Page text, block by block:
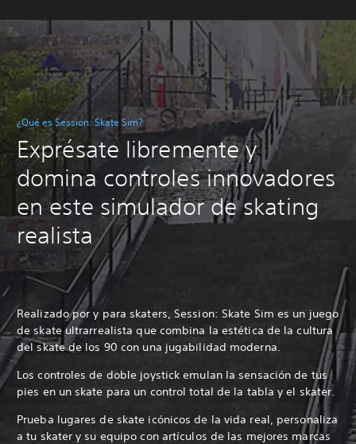
¿Qué es Session: Skate Sim?
Exprésate libremente y
domina controles innovadores
en este simulador de skating
realista
Realizado por y para skaters, Session: Skate Sim es un juego
de skate ultrarrealista que combina la estética de la cultura
del skate de los 90 con una jugabilidad moderna.
Los controles de doble joystick emulan la sensación de tus
pies en un skate para un control total de la tabla y el skater.
Prueba lugares de skate icónicos de la vida real, personaliza
a tu skater y su equipo con artículos de las mejores marcas